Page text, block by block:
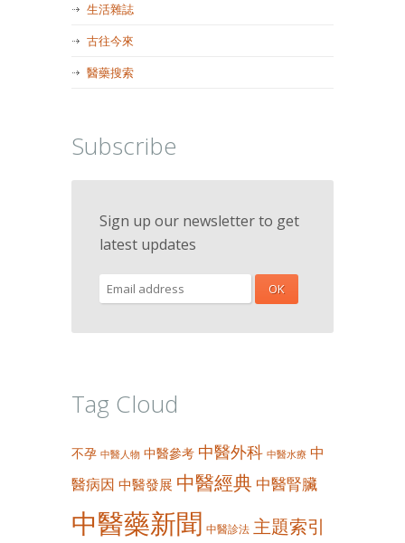
生活雜誌
古往今來
醫藥搜索
Subscribe
Sign up our newsletter to get
latest updates
Tag Cloud
不孕 中醫人物 中醫參考 中醫外科 中醫水療 中
醫病因 中醫發展 中醫經典 中醫腎臟
中醫藥新聞 中醫診法 主題索引